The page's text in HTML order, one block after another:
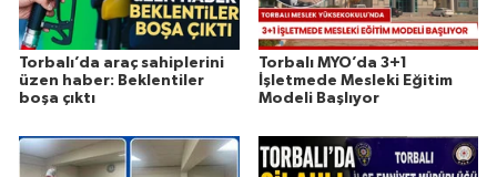
Torbalı’da araç sahiplerini
üzen haber: Beklentiler
boşa çıktı
Torbalı MYO’da 3+1
İşletmede Mesleki Eğitim
Modeli Başlıyor